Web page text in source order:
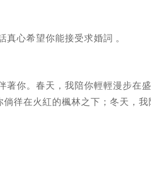
心希望你能接受求婚詞 。
著你。春天，我陪你輕輕漫步在
徉在火紅的楓林之下；冬天，我